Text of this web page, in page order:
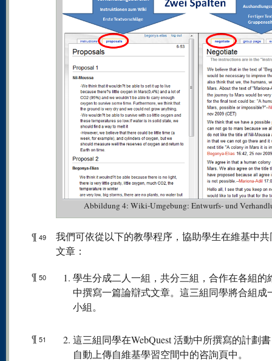
Abbildung 4: Wiki-Umgebung: Entwurfs- und
¶ 49
我們可依從以下的教學程序，協助學生在維基中
文章：
¶ 50
學生分成二人一組，共分三組，合作在各組的
中撰寫一篇論辯式文章。這三組同學將合組成
小組。
¶ 51
這三組同學在WebQuest 活動中所撰寫的計劃
自動上傳自維基學習空間中的咨詢頁中。